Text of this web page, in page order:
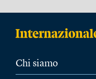
Chi siamo